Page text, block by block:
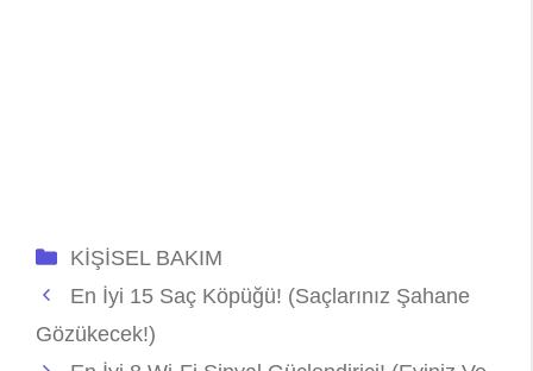
Kategoriler
KİŞİSEL BAKIM
En İyi 15 Saç Köpüğü! (Saçlarınız Şahane
Gözükecek!)